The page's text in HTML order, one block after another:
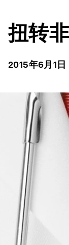
扭转
2015年6月1日